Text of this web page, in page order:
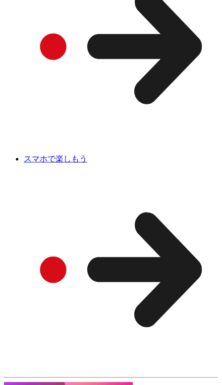
スマホで楽しもう